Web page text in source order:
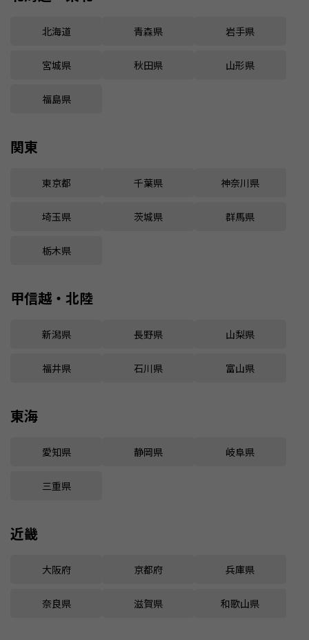
北海道 青森県 岩手県
宮城県 秋田県 山形県
福島県
関東
東京都 千葉県 神奈川県
埼玉県 茨城県 群馬県
栃木県
甲信越・北陸
新潟県 長野県 山梨県
福井県 石川県 富山県
東海
愛知県 静岡県 岐阜県
三重県
近畿
大阪府 京都府 兵庫県
奈良県 滋賀県 和歌山県